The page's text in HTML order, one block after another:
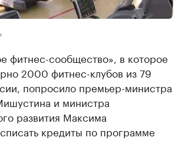
фитнес-сообщество», в которое
2000 фитнес-клубов из 79
попросило премьер-министра
и министра
развития Максима
кредиты по программе